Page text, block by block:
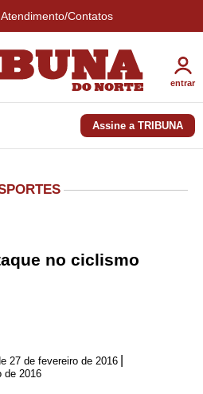
Contatos
entrar
Assine a TRIBUNA
no ciclismo
27 de fevereiro de 2016
de 2016